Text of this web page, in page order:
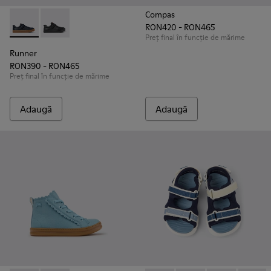
Runner - K800319-006 - Pantofi sport albaștri din piele și
Runner - K800319-001
Runner
RON390 - RON465
Preț final în funcție de mărime
Adaugă
Compas
RON420 - RON465
Preț final în funcție de mărime
Adaugă